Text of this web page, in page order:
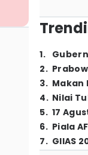
1.
2.
3. Makan
4. Nilai
5. 17
6. Piala
7. GIIAS